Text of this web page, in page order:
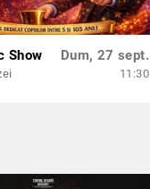
Show Dum, 27 sept.
11:30